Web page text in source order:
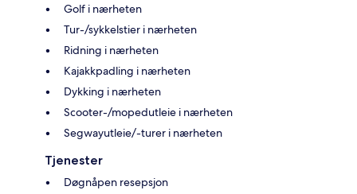
Golf i nærheten
Tur-/sykkelstier i nærheten
Ridning i nærheten
Kajakkpadling i nærheten
Dykking i nærheten
Scooter-/mopedutleie i nærheten
Segwayutleie/-turer i nærheten
Tjenester
Døgnåpen resepsjon